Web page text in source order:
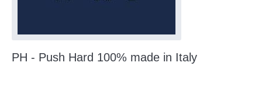
PH - Push Hard 100% made in Italy